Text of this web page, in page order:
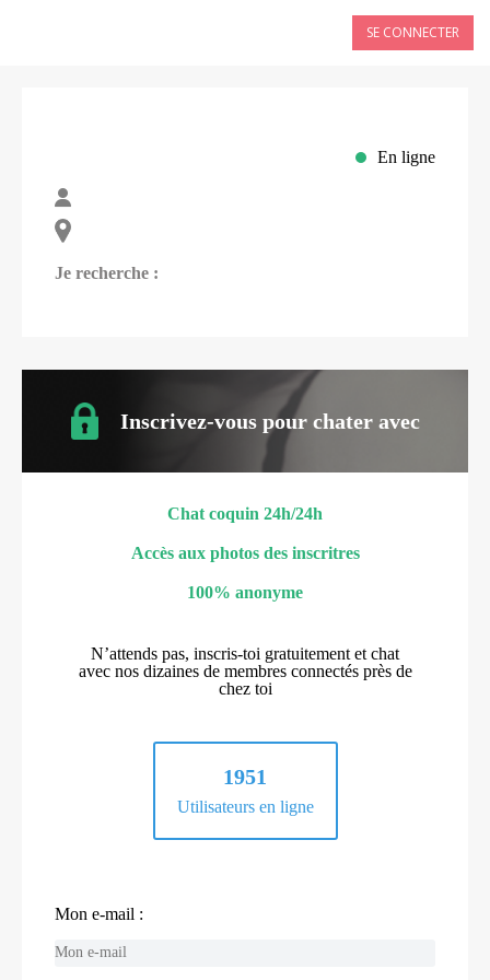
SE CONNECTER
En ligne
Je recherche :
Inscrivez-vous pour chater avec
Chat coquin 24h/24h
Accès aux photos des inscritres
100% anonyme
N’attends pas, inscris-toi gratuitement et chat
avec nos dizaines de membres connectés près de
chez toi
1951
Utilisateurs en ligne
Mon e-mail :